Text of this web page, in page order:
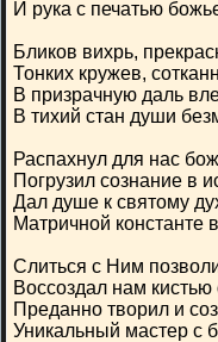
И рука с печатью
Бликов вихрь,
Тонких кружев,
В призрачную даль
В тихий стан души
Распахнул для нас
Погрузил сознание в
Дал душе к святому
Матричной константе
Слиться с Ним
Воссоздал нам
Преданно творил и
Уникальный мастер с